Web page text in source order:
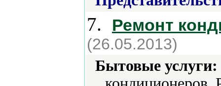
7. Ремонт
(26.05.2013)
Бытовые услуги: